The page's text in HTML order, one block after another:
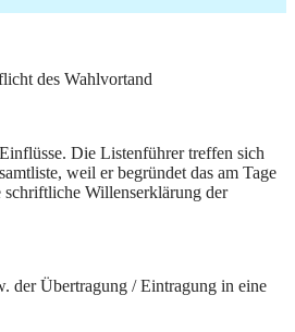
des Wahlvortand
Die Listenführer treffen sich
weil er begründet das am Tage
schriftliche Willenserklärung der
der Übertragung / Eintragung in eine